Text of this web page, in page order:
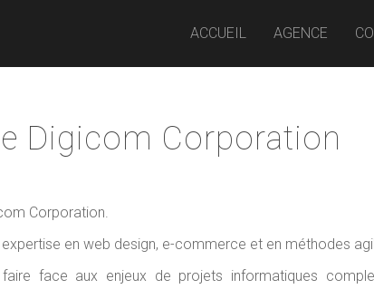
ACCUEIL AGENCE
Digicom Corporation
Corporation.
en web design, e-commerce et en méthodes
face aux enjeux de projets informatiques